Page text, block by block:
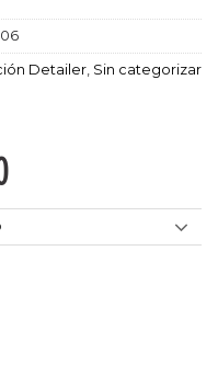
Detailer Sin categorizar